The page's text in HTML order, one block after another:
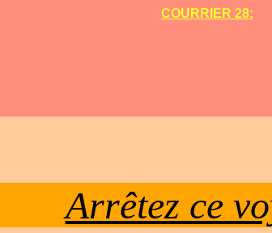
COURRIER 28:
Arrêtez ce